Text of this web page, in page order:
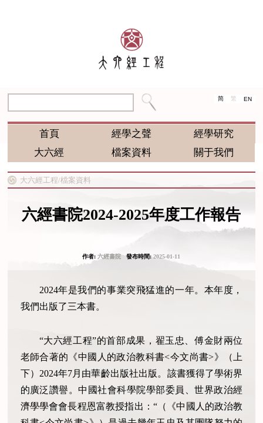
简 繁 EN
首頁 經學之聲
經學研究
大六經
檔案資料 關于我們
大六經工程/檔案資料
六經書院2024-2025年度工作報告
作者:六經書院發布時間:2025-01-11
2024年是我們的事業突飛猛進的一年。本年度，
我們出版了三本書。
“大六經工程”的首部成果，翟玉忠、傅金財兩位
老師合著的《中國人的政治教科書<今文尚書>》（上
下）2024年7月由華齡出版社出版。該書獲得了學術界
的廣泛讚譽。中國社會科學院學部委員、世界政治經
濟學學會會長程恩富教授指出：“（《中國人的政治教